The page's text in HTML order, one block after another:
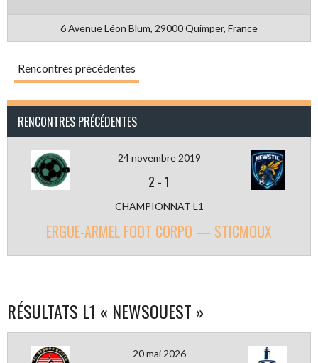
6 Avenue Léon Blum, 29000 Quimper, France
Rencontres précédentes
RENCONTRES PRÉCÉDENTES
24 novembre 2019
2 -1
CHAMPIONNAT L1
ERGUE-ARMEL FOOT CORPO — STICMOUX
RÉSULTATS L1 « NEWSOUEST »
20 mai 2026